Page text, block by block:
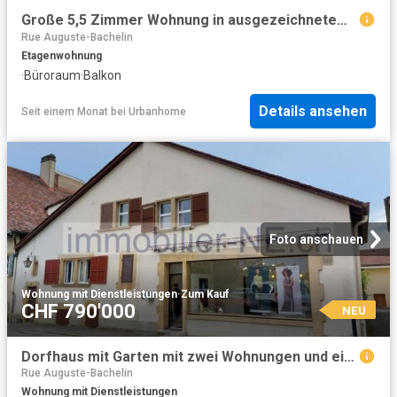
Große 5,5 Zimmer Wohnung in ausgezeichnetem Zustand im renovierten Gebäude
Rue Auguste-Bachelin
Etagenwohnung
·Büroraum·Balkon
Seit einem Monat bei Urbanhome Details ansehen
Foto anschauen
Wohnung mit Dienstleistungen·Zum Kauf
CHF 790'000 NEU
Dorfhaus mit Garten mit zwei Wohnungen und einem Gewerberaum
Rue Auguste-Bachelin
Wohnung mit Dienstleistungen